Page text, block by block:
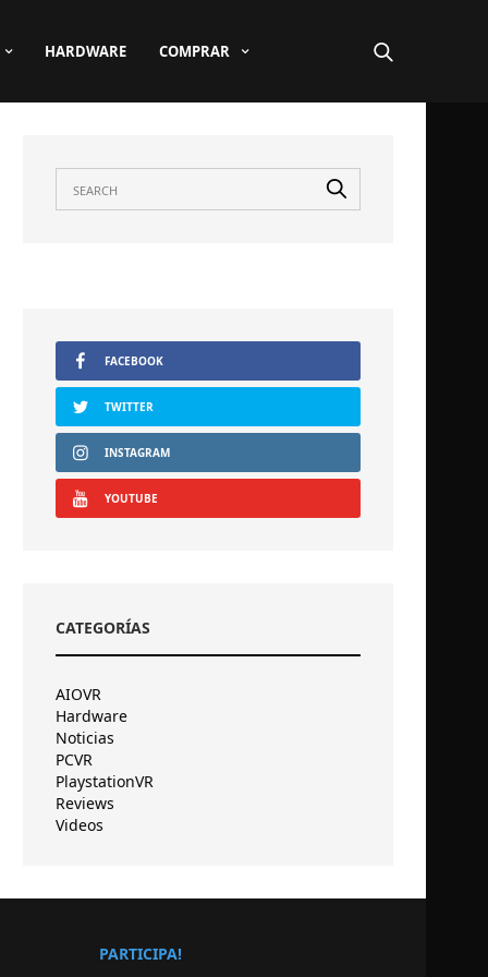
HARDWARE COMPRAR
FACEBOOK
TWITTER
INSTAGRAM
YOUTUBE
CATEGORÍAS
AIOVR
Hardware
Noticias
PCVR
PlaystationVR
Reviews
Videos
PARTICIPA!